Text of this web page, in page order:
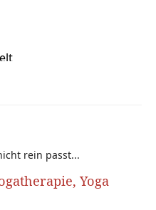
rein passt...
Yoga